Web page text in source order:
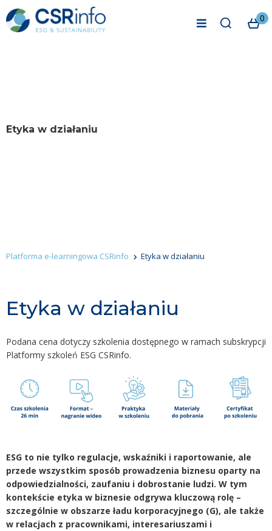
0
Etyka w działaniu
Platforma e-learningowa CSRinfo Etyka w działaniu
Etyka w działaniu
Podana cena dotyczy szkolenia dostępnego w ramach subskrypcji
Platformy szkoleń ESG CSRinfo.
ESG to nie tylko regulacje, wskaźniki i raportowanie, ale
przede wszystkim sposób prowadzenia biznesu oparty na
odpowiedzialności, zaufaniu i dobrostanie ludzi. W tym
kontekście etyka w biznesie odgrywa kluczową rolę –
szczególnie w obszarze ładu korporacyjnego (G), ale także
w relacjach z pracownikami, interesariuszami i